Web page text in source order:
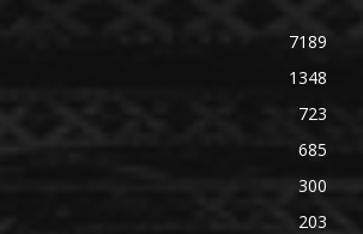
7189
1348
723
685
300
203